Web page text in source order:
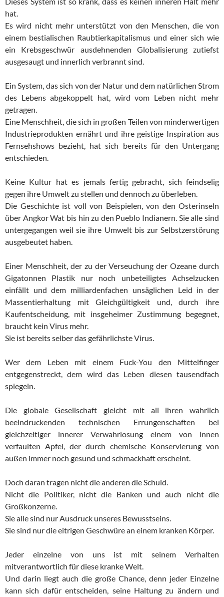
hat.
Es wird nicht mehr unterstützt von den Menschen, die von
einem bestialischen Raubtierkapitalismus und einer sich wie
ein Krebsgeschwür ausdehnenden Globalisierung zutiefst
ausgesaugt und innerlich verbrannt sind.
Ein System, das sich von der Natur und dem natürlichen Strom
des Lebens abgekoppelt hat, wird vom Leben nicht mehr
getragen.
Eine Menschheit, die sich in großen Teilen von minderwertigen
Industrieprodukten ernährt und ihre geistige Inspiration aus
Fernsehshows bezieht, hat sich bereits für den Untergang
entschieden.
Keine Kultur hat es jemals fertig gebracht, sich feindselig
gegen ihre Umwelt zu stellen und dennoch zu überleben.
Die Geschichte ist voll von Beispielen, von den Osterinseln
über Angkor Wat bis hin zu den Pueblo Indianern. Sie alle sind
untergegangen weil sie ihre Umwelt bis zur Selbstzerstörung
ausgebeutet haben.
Einer Menschheit, der zu der Verseuchung der Ozeane durch
Gigatonnen Plastik nur noch unbeteiligtes Achselzucken
einfällt und dem milliardenfachen unsäglichen Leid in der
Massentierhaltung mit Gleichgültigkeit und, durch ihre
Kaufentscheidung, mit insgeheimer Zustimmung begegnet,
braucht kein Virus mehr.
Sie ist bereits selber das gefährlichste Virus.
Wer dem Leben mit einem Fuck-You den Mittelfinger
entgegenstreckt, dem wird das Leben diesen tausendfach
spiegeln.
Die globale Gesellschaft gleicht mit all ihren wahrlich
beeindruckenden technischen Errungenschaften bei
gleichzeitiger innerer Verwahrlosung einem von innen
verfaulten Apfel, der durch chemische Konservierung von
außen immer noch gesund und schmackhaft erscheint.
Doch daran tragen nicht die anderen die Schuld.
Nicht die Politiker, nicht die Banken und auch nicht die
Großkonzerne.
Sie alle sind nur Ausdruck unseres Bewusstseins.
Sie sind nur die eitrigen Geschwüre an einem kranken Körper.
Jeder einzelne von uns ist mit seinem Verhalten
mitverantwortlich für diese kranke Welt.
Und darin liegt auch die große Chance, denn jeder Einzelne
kann sich dafür entscheiden, seine Haltung zu ändern und